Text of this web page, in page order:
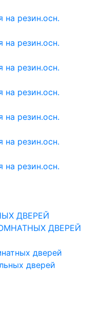
на резин.осн.
на резин.осн.
на резин.осн.
на резин.осн.
на резин.осн.
на резин.осн.
на резин.осн.
ДВЕРЕЙ
ДВЕРЕЙ
дверей
дверей